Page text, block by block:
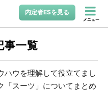
内定者ESを見る
メニュー
事一覧
ハウを理解して役立てまし
「スーツ」についてまとめ